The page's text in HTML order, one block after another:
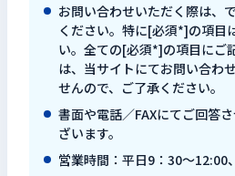
お問い合わ
JP
お問い合わせいただく際は、
ください。特に[必須*]の項目
い。全ての[必須*]の項目にご
は、当サイトにてお問い合わ
せんので、ご了承ください。
書面や電話／FAXにてご回答
ざいます。
営業時間：平日9：30～12:00